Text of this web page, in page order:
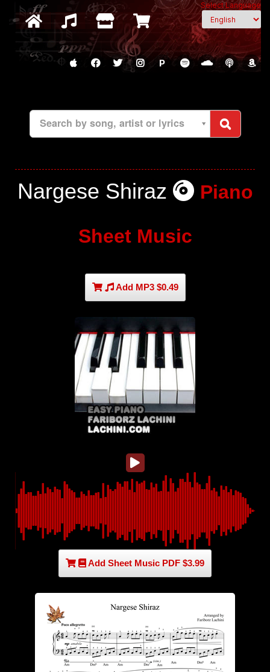
Select Language
P
Search by song, artist or lyrics
Nargese Shiraz Piano
Sheet Music
Add MP3 $0.49
Add Sheet Music PDF $3.99